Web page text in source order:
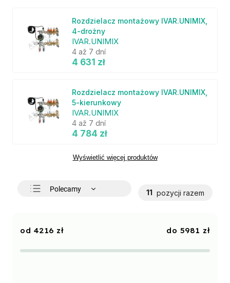
Rozdzielacz montażowy IVAR.UNIMIX,
4-drożny
IVAR.UNIMIX
4 až 7 dní
4 631 zł
Rozdzielacz montażowy IVAR.UNIMIX,
5-kierunkowy
IVAR.UNIMIX
4 až 7 dní
4 784 zł
Wyświetlić więcej produktów
Polecamy
Alfabetycznie
11 pozycji razem
4216 zł 5981 zł